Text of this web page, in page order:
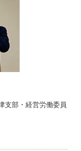
支部・経営労働委員